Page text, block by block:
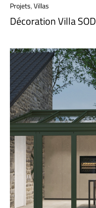
Projets,Villas
Décoration Villa SOD